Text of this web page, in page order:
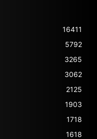
16411
5792
3265
3062
2125
1903
1718
1618